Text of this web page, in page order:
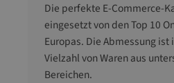
Die perfekte E-Commerce-
eingesetzt von den Top 10
Europas. Die Abmessung ist
Vielzahl von Waren aus
Bereichen.